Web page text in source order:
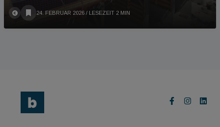
24. FEBRUAR 2026 / LESEZEIT 2 MIN